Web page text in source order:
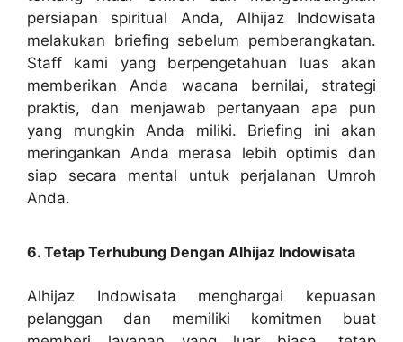
persiapan spiritual Anda, Alhijaz Indowisata
melakukan briefing sebelum pemberangkatan.
Staff kami yang berpengetahuan luas akan
memberikan Anda wacana bernilai, strategi
praktis, dan menjawab pertanyaan apa pun
yang mungkin Anda miliki. Briefing ini akan
meringankan Anda merasa lebih optimis dan
siap secara mental untuk perjalanan Umroh
Anda.
6. Tetap Terhubung Dengan Alhijaz Indowisata
Alhijaz Indowisata menghargai kepuasan
pelanggan dan memiliki komitmen buat